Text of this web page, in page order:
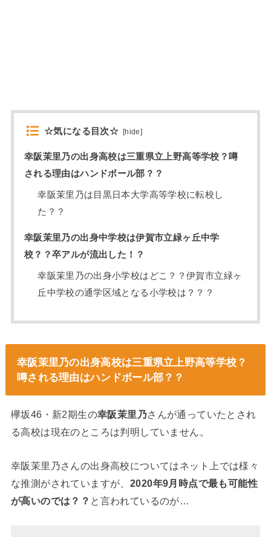
☆気になる目次☆ [hide]
幸阪茉里乃の出身高校は三重県立上野高等学校？噂
される理由はハンドボール部？？
幸阪茉里乃は目黒日本大学高等学校に転校し
た？？
幸阪茉里乃の出身中学校は伊賀市立緑ヶ丘中学
校？？卒アルが流出した！？
幸阪茉里乃の出身小学校はどこ？？伊賀市立緑ヶ
丘中学校の通学区域となる小学校は？？？
幸阪茉里乃の出身高校は三重県立上野高等学校？
噂される理由はハンドボール部？？
欅坂46・新2期生の幸阪茉里乃さんが通っていたとされ
る高校は現在のところは判明していません。
幸阪茉里乃さんの出身高校についてはネット上では様々
な推測がされていますが、 2020年9月時点で最も可能性
が高いのでは？？ と言われているのが…